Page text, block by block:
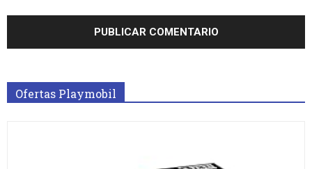
Ofertas Playmobil